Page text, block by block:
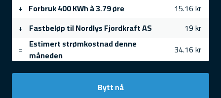
+ Forbruk 400 KWh à 3.79 øre
15.16 kr
+ Fastbeløp til Nordlys Fjordkraft AS
19 kr
= Estimert strømkostnad denne
måneden
34.16 kr
Bytt nå